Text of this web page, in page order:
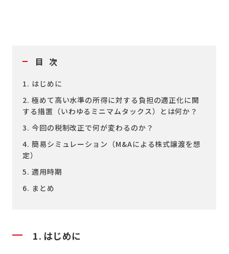
目次
1. はじめに
2. 極めて高い水準の所得に対する負担の適正化に関
する措置（いわゆるミニマムタックス）とは何か？
3. 今回の税制改正で何が変わるのか？
4. 簡易シミュレーション（M&Aによる株式譲渡を想
定）
5. 適用時期
6. まとめ
1. はじめに